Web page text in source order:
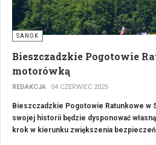
SANOK
Bieszczadzkie Pogotowie
motorówką
REDAKCJA 04 CZERWIEC 2025
Bieszczadzkie Pogotowie Ratunkowe w
swojej historii będzie dysponować
krok w kierunku zwiększenia